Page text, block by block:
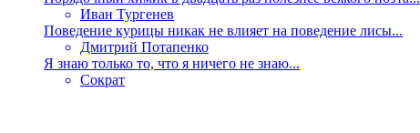
Иван Тургенев
Поведение курицы никак не влияет на поведение лисы...
Дмитрий Потапенко
Я знаю только то, что я ничего не знаю...
Сократ